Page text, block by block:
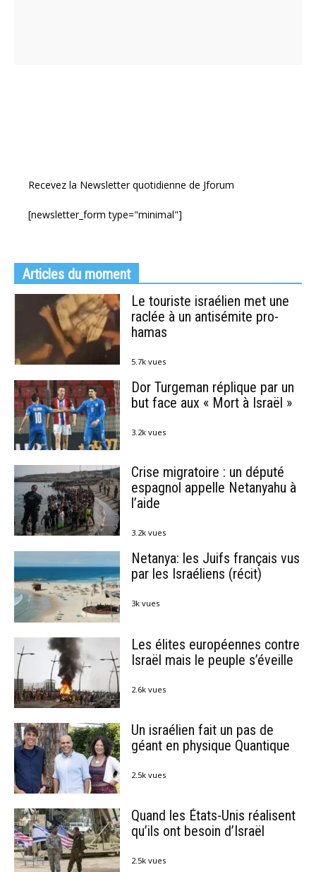
Recevez la Newsletter quotidienne de Jforum
[newsletter_form type="minimal"]
Articles du moment
Le touriste israélien met une
raclée à un antisémite pro-
hamas
5.7k vues
Dor Turgeman réplique par un
but face aux « Mort à Israël »
3.2k vues
Crise migratoire : un député
espagnol appelle Netanyahu à
l’aide
3.2k vues
Netanya: les Juifs français vus
par les Israéliens (récit)
3k vues
Les élites européennes contre
Israël mais le peuple s’éveille
2.6k vues
Un israélien fait un pas de
géant en physique Quantique
2.5k vues
Quand les États-Unis réalisent
qu’ils ont besoin d’Israël
2.5k vues